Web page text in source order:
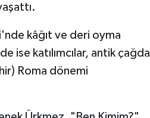
kâğıt ve deri oyma
ise katılımcılar, antik çağda
Roma dönemi